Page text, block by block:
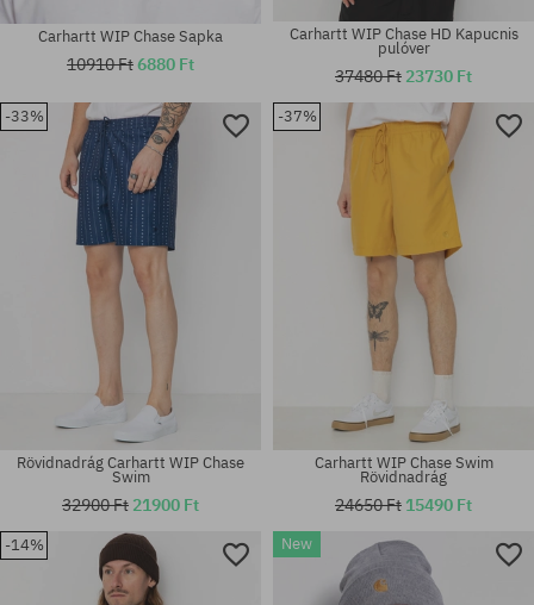
Elérhető méretek:
M; L; XL
Elérhető méretek:
univerzális méret
Carhartt WIP Chase Sapka
10910 Ft6880 Ft
Elérhető méretek:
Carhartt WIP Chase HD Kapucnis
pulóver
37480 Ft 23730 Ft
-33%
Rövidnadrág Carhartt WIP Chase
Swim
32900 Ft 21900 Ft
-37%
Carhartt WIP Chase Swim
Rövidnadrág
24650 Ft 15490 Ft
-14% New